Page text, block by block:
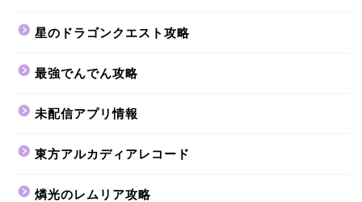
星のドラゴンクエスト攻略
最強でんでん攻略
未配信アプリ情報
東方アルカディアレコード
燐光のレムリア攻略